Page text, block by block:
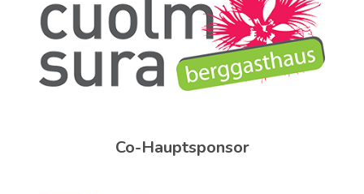
Co-Hauptsponsor